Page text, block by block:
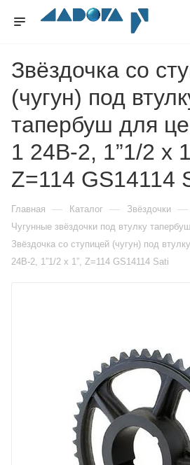
Звёздочка со
(чугун) под
тапербуш для
1 24B-2, 1”1/2 x
Z=114 GS14114
Главная — Каталог — Звёздочки —
Чугунные звёздочки под втулку тапербуш
Звёздочка со ступицей (чугун) под
24B-2, 1”1/2 x 1”, Z=114 GS14114 Sati